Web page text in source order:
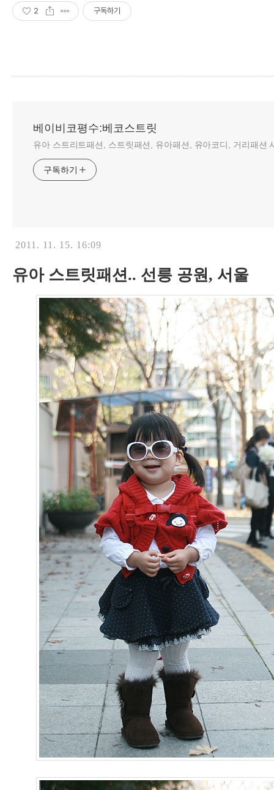
2 구독하기
베이비코평수:베코스트릿
유아 스트리트패션, 스트릿패션, 유아패션, 유아코디, 거리패션
구독하기
2011. 11. 15. 16:09
유아 스트릿패션.. 선릉 공원, 서울